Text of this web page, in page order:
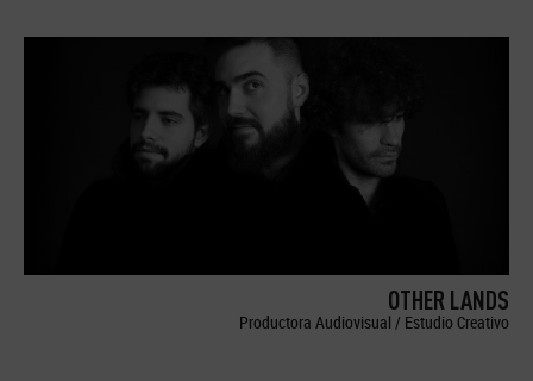
OTHER LANDS
Productora Audiovisual / Estudio Creativo